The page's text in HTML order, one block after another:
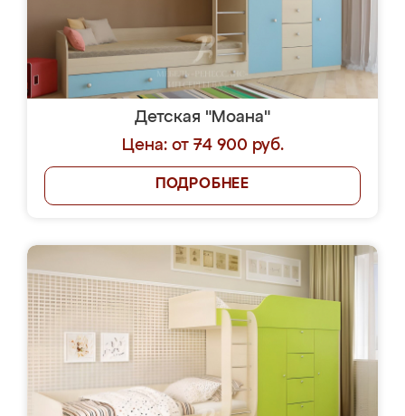
Детская "Моана"
Цена: от 74 900 руб.
ПОДРОБНЕЕ